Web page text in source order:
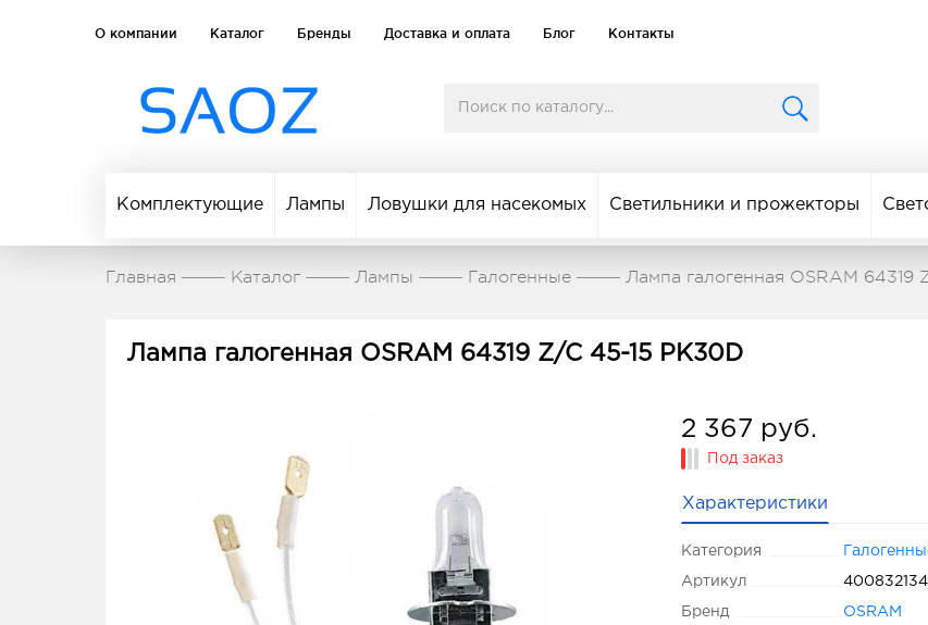
О компании Каталог Бренды Доставка и оплата Блог Контакты
Комплектующие Лампы Ловушки для насекомых Светильники и прожекторы
Главная Каталог Лампы Галогенные Лампа галогенная OSRAM 64319
Лампа галогенная OSRAM 64319 Z/C 45-15 PK30D
2 367 руб.
Под заказ
Характеристики
Категория
Артикул
Бренд OSRAM